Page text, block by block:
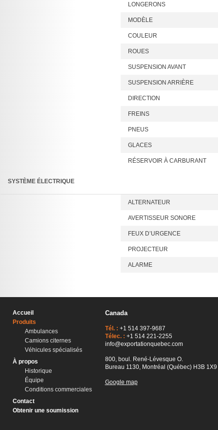
LONGERONS
MODÈLE
COULEUR
ROUES
SUSPENSION AVANT
SUSPENSION ARRIÈRE
DIRECTION
FREINS
PNEUS
GLACES
RÉSERVOIR À CARBURANT
SYSTÈME ÉLECTRIQUE
ALTERNATEUR
AVERTISSEUR SONORE
FEUX D’URGENCE
PROJECTEUR
ALARME
Accueil
Produits
Ambulances
Camions citernes
Véhicules spécialisés
À propos
Historique
Équipe
Conditions commerciales
Contact
Obtenir une soumission
Canada
Tél. : +1 514 397-9687
Télec. : +1 514 221-2255
info@exportationquebec.com
800, boul. René-Lévesque O.
Bureau 1130, Montréal (Québec) H3B 1X9
Google map